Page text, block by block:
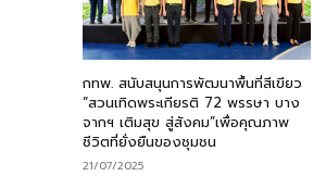
กทพ. สนับสนุนการพัฒนาพื้นที่สีเขียว
“สวนเทิดพระเกียรติ 72 พรรษา บาง
จากฯ เติมสุข สู่สังคม”เพื่อคุณภาพ
ชีวิตที่ยั่งยืนของชุมชน
21/07/2025